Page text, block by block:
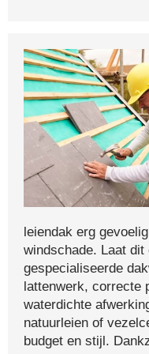
leiendak erg
windschade. Laat
gespecialiseerde
lattenwerk, correcte
waterdichte
natuurleien of
budget en stijl.